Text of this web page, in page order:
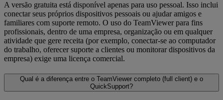
A versão gratuita está disponível apenas para uso pessoal. Isso inclui
conectar seus próprios dispositivos pessoais ou ajudar amigos e
familiares com suporte remoto. O uso do TeamViewer para fins
profissionais, dentro de uma empresa, organização ou em qualquer
atividade que gere receita (por exemplo, conectar-se ao computador
do trabalho, oferecer suporte a clientes ou monitorar dispositivos da
empresa) exige uma licença comercial.
Qual é a diferença entre o TeamViewer completo (full client) e o
QuickSupport?